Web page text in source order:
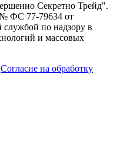
Секретно Трейд".
№ ФС 77-79634 от
службой по надзору в
и массовых
Согласие на обработку